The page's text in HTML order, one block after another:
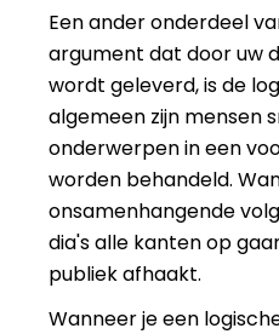
Een ander onderdeel
argument dat door uw
wordt geleverd, is de
algemeen zijn mensen
onderwerpen in een
worden behandeld.
onsamenhangende
dia's alle kanten op
publiek afhaakt.
Wanneer je een